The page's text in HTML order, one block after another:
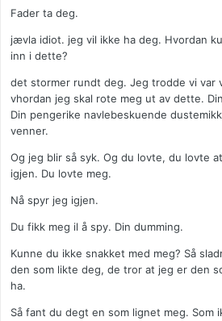
Fader ta deg.
jævla idiot. jeg vil ikke ha deg. Hvordan
inn i dette?
det stormer rundt deg. Jeg trodde vi var
vhordan jeg skal rote meg ut av dette.
Din pengerike navlebeskuende
venner.
Og jeg blir så syk. Og du lovte, du lovte
igjen. Du lovte meg.
Nå spyr jeg igjen.
Du fikk meg il å spy. Din dumming.
Kunne du ikke snakket med meg? Så
den som likte deg, de tror at jeg er den
ha.
Så fant du degt en som lignet meg. Som